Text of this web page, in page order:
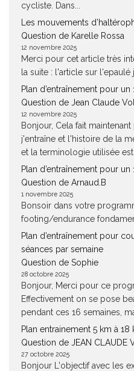
cycliste. Dans...
Les mouvements
Question de Karelle Rossa
12 novembre 2025
Merci pour cet article très
la suite : l'article sur l'epaulé
Plan d’entraînement pour
Question de Jean Claude
12 novembre 2025
Bonjour, Cela fait
j'entraîne et l'histoire de la
et la terminologie utilisée est
Plan d’entraînement pour
Question de Arnaud.B
1 novembre 2025
Bonsoir dans votre
footing/endurance
Plan d’entraînement pour
séances par semaine
Question de Sophie
28 octobre 2025
Bonjour, Merci pour ce
Effectivement on se pose
pendant ces 16 semaines,
Plan entrainement 5 km à
Question de JEAN CLAUDE
27 octobre 2025
Bonjour L'objectif avec les